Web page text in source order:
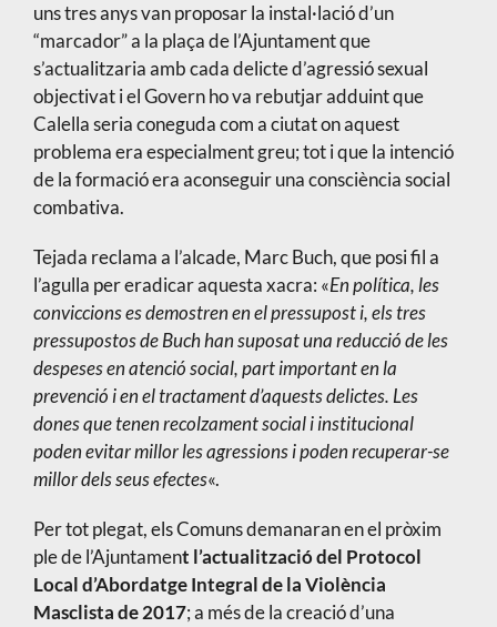
uns tres anys van proposar la instal·lació d’un
“marcador” a la plaça de l’Ajuntament que
s’actualitzaria amb cada delicte d’agressió sexual
objectivat i el Govern ho va rebutjar adduint que
Calella seria coneguda com a ciutat on aquest
problema era especialment greu; tot i que la intenció
de la formació era aconseguir una consciència social
combativa.
Tejada reclama a l’alcade, Marc Buch, que posi fil a
l’agulla per eradicar aquesta xacra: «En política, les
conviccions es demostren en el pressupost i, els tres
pressupostos de Buch han suposat una reducció de les
despeses en atenció social, part important en la
prevenció i en el tractament d’aquests delictes. Les
dones que tenen recolzament social i institucional
poden evitar millor les agressions i poden recuperar-se
millor dels seus efectes«.
Per tot plegat, els Comuns demanaran en el pròxim
ple de l’Ajuntament l’actualització del Protocol
Local d’Abordatge Integral de la Violència
Masclista de 2017; a més de la creació d’una